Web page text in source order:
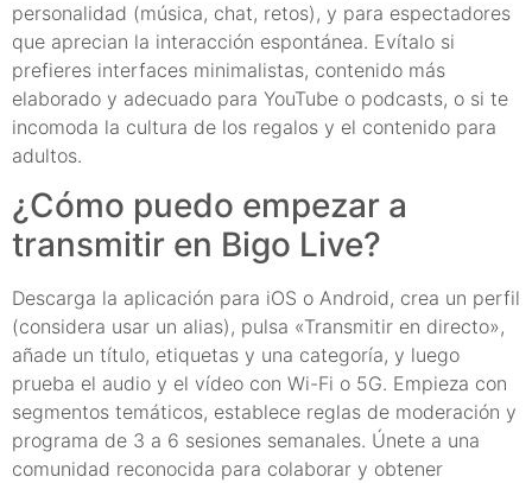
personalidad (música, chat, retos), y para espectadores
que aprecian la interacción espontánea. Evítalo si
prefieres interfaces minimalistas, contenido más
elaborado y adecuado para YouTube o podcasts, o si te
incomoda la cultura de los regalos y el contenido para
adultos.
¿Cómo puedo empezar a
transmitir en Bigo Live?
Descarga la aplicación para iOS o Android, crea un perfil
(considera usar un alias), pulsa «Transmitir en directo»,
añade un título, etiquetas y una categoría, y luego
prueba el audio y el vídeo con Wi-Fi o 5G. Empieza con
segmentos temáticos, establece reglas de moderación y
programa de 3 a 6 sesiones semanales. Únete a una
comunidad reconocida para colaborar y obtener